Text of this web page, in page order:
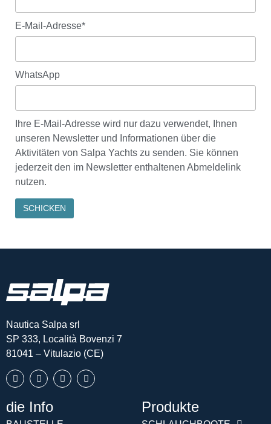
E-Mail-Adresse*
WhatsApp
Ihre E-Mail-Adresse wird nur dazu verwendet, Ihnen
unseren Newsletter und Informationen über die
Aktivitäten von Salpa Yachts zu senden. Sie können
jederzeit den im Newsletter enthaltenen Abmeldelink
nutzen.
Nautica Salpa srl
SP 333, Località Bovenzi 7
81041 – Vitulazio (CE)
die Info Produkte